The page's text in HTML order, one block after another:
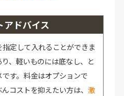
アドバイス
定して入れることができま
、軽いものには底なし、と
す。料金はオプションで
コストを抑えたい方は、 激